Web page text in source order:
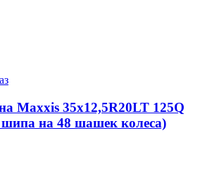
Maxxis 35x12,5R20LT 125Q
шипа на 48 шашек колеса)